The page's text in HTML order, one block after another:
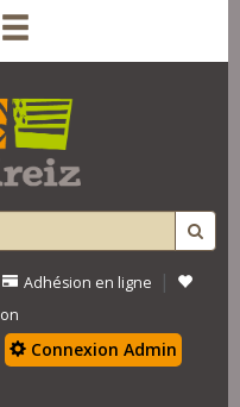
Adhésion en ligne |
Connexion Admin